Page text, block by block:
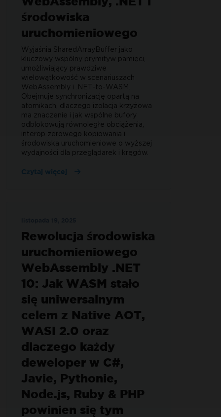
środowiska
uruchomieniowego
Wyjaśnia SharedArrayBuffer jako
kluczowy wspólny prymityw pamięci,
umożliwiający prawdziwe
wielowątkowość w scenariuszach
WebAssembly i .NET-to-WASM.
Obejmuje synchronizację opartą na
atomikach, dlaczego izolacja krzyżowa
ma znaczenie i jak wspólne bufory
odblokowują równoległe obciążenia,
interop zerowego kopiowania i
środowiska uruchomieniowe o wyższej
wydajności dla przeglądarek i kręgów.
Czytaj więcej
Rewolucja środowiska
uruchomieniowego
WebAssembly .NET
10: Jak WASM stało
się uniwersalnym
celem z Native AOT,
WASI 2.0 oraz
dlaczego każdy
deweloper w C#,
Javie, Pythonie,
Node.js, Ruby & PHP
powinien się tym